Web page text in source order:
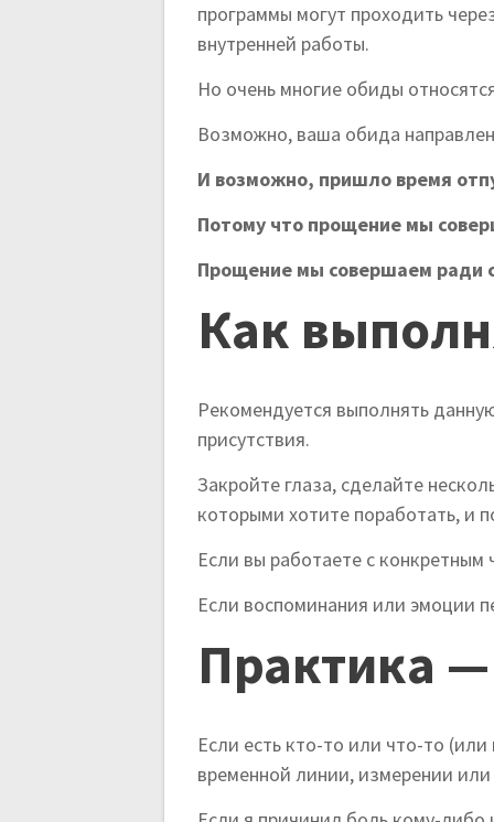
программы могут проходить
внутренней работы.
Но очень многие обиды
Возможно, ваша обида
И возможно, пришло время
Потому что прощение мы
Прощение мы совершаем ради
Как
Рекомендуется выполнять
присутствия.
Закройте глаза, сделайте
которыми хотите поработать, и
Если вы работаете с
Если воспоминания или эмоции
Практика
Если есть кто-то или что-то
временной линии, измерении